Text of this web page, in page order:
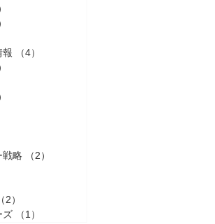
報
（4）
戦略
（2）
（2）
ズ
（1）